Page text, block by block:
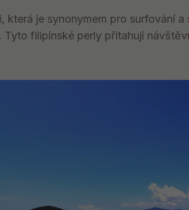
která je synonymem pro surfování
Tyto filipínské perly přitahují